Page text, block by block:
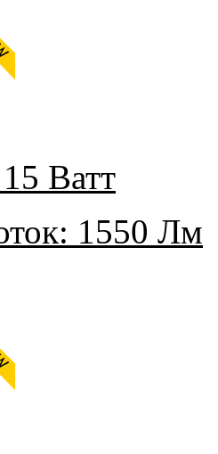
15 Ватт
1550 Лм